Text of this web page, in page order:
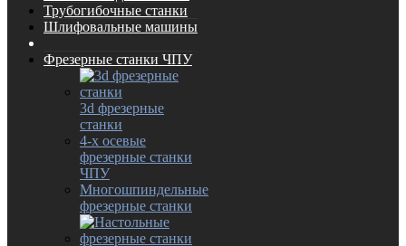
Трубогибочные станки
Шлифовальные машины
Фрезерные станки ЧПУ
3d фрезерные
станки
4-х осевые
фрезерные станки
ЧПУ
Многошпиндельные
фрезерные станки